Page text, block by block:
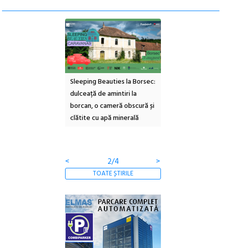
Sleeping Beauties la Borsec:
dulceață de amintiri la
borcan, o cameră obscură și
clătite cu apă minerală
< 2/4 >
TOATE ȘTIRILE